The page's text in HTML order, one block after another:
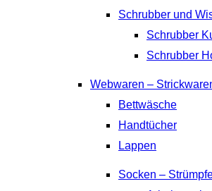
Schrubber und
Schrubber
Schrubber
Webwaren –
Bettwäsche
Handtücher
Lappen
Socken –